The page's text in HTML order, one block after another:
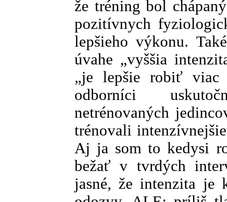
že tréning bol
pozitívnych
lepšieho výkonu.
úvahe „vyššia
„je lepšie robiť viac
odborníci
netrénovaných
trénovali
Aj ja som to kedysi
bežať v tvrdých
jasné, že intenzita je